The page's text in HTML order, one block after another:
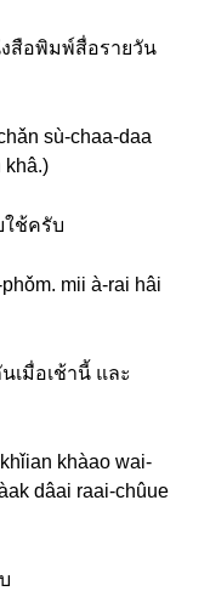
สือพิมพ์สื่อรายวัน
sù-chaa-daa
khâ.)
ใช้ครับ
mii à-rai hâi
เมื่อเช้านี้ และ
khàao wai-
dâai raai-chûue